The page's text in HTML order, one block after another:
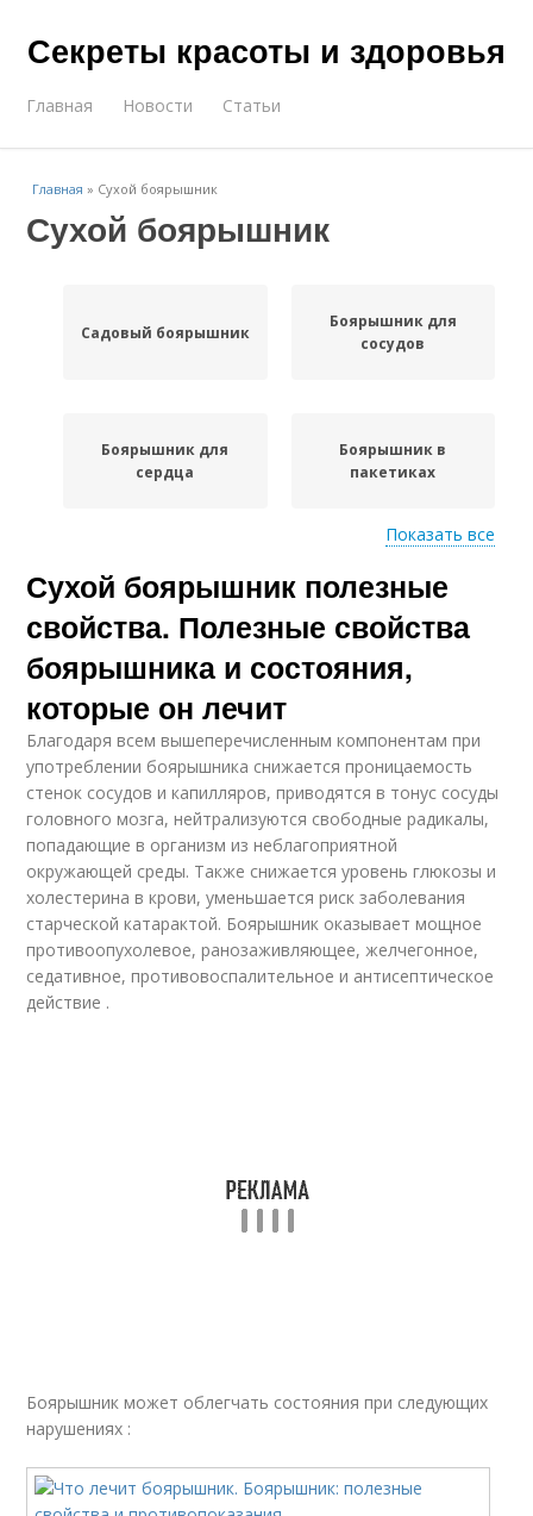
Секреты красоты и здоровья
Главная Новости Статьи
Главная » Сухой боярышник
Сухой боярышник
Садовый боярышник
Боярышник для
сосудов
Боярышник для
сердца
Боярышник в
пакетиках
Боярышник для
женщин
Показать все
Сухой боярышник полезные
свойства. Полезные свойства
боярышника и состояния,
которые он лечит
Благодаря всем вышеперечисленным компонентам при
употреблении боярышника снижается проницаемость
стенок сосудов и капилляров, приводятся в тонус сосуды
головного мозга, нейтрализуются свободные радикалы,
попадающие в организм из неблагоприятной
окружающей среды. Также снижается уровень глюкозы и
холестерина в крови, уменьшается риск заболевания
старческой катарактой. Боярышник оказывает мощное
противоопухолевое, ранозаживляющее, желчегонное,
седативное, противовоспалительное и антисептическое
действие .
Боярышник может облегчать состояния при следующих
нарушениях :